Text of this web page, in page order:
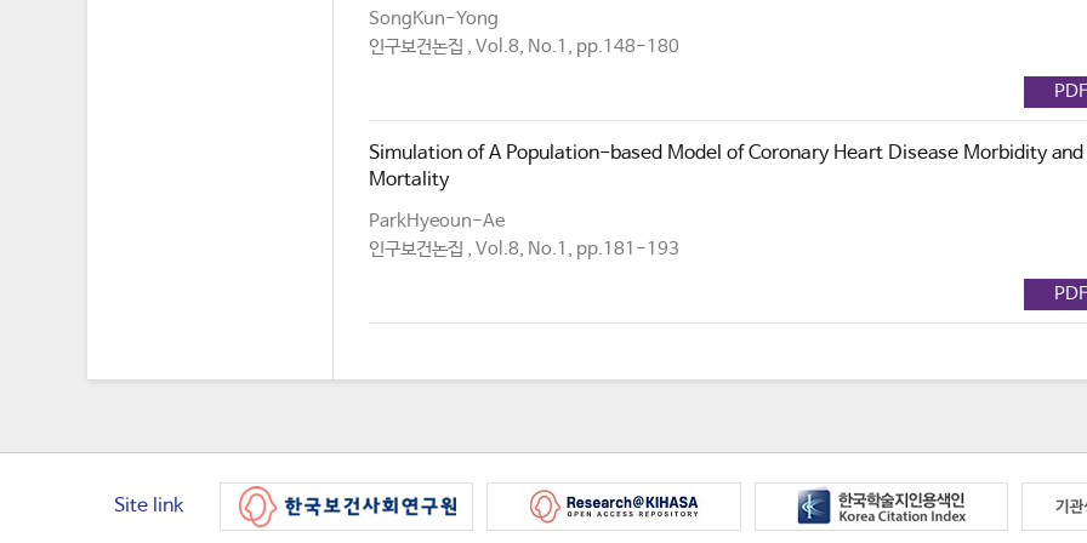
SongKun-Yong
인구보건논집 , Vol.8, No.1, pp.148-180
PDF
Simulation of A Population-based Model of Coronary Heart Disease Morbidity and
Mortality
ParkHyeoun-Ae
인구보건논집 , Vol.8, No.1, pp.181-193
PDF
Site link